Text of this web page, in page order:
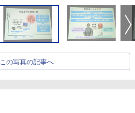
この写真の記事へ